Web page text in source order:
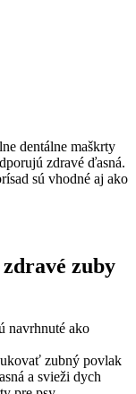
dentálne maškrty
zdravé ďasná.
sú vhodné aj ako
zuby
navrhnuté ako
zubný povlak
a svieži dych